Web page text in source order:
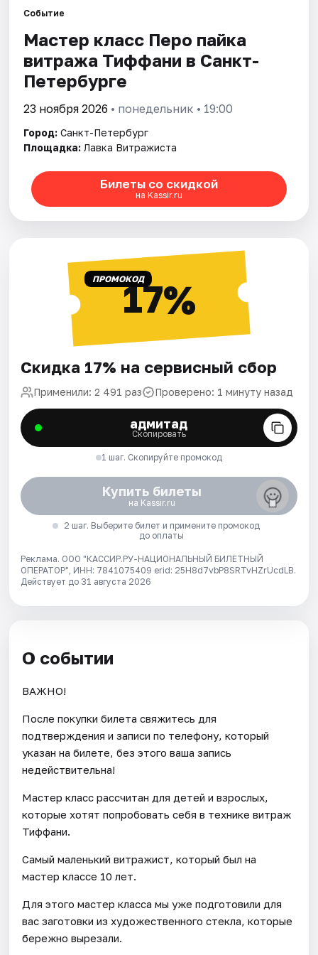
Города
Площадки
Артисты
Рейтинги
Событие
Мастер класс Перо пайка
витража Тиффани в Санкт-
Петербурге
23 ноября 2026 • понедельник • 19:00
Город: Санкт-Петербург
Площадка: Лавка Витражиста
Билеты со скидкой
на Kassir.ru
ПРОМОКОД17%
Скидка 17% на сервисный сбор
Применили: 2 491 раз Проверено: 1 минуту назад
адмитад
Скопировать
1 шаг. Скопируйте промокод
Купить билеты
на Kassir.ru
2 шаг. Выберите билет и примените промокод
до оплаты
Реклама. ООО "КАССИР.РУ-НАЦИОНАЛЬНЫЙ БИЛЕТНЫЙ
ОПЕРАТОР", ИНН: 7841075409 erid: 25H8d7vbP8SRTvHZrUcdLB.
Действует до 31 августа 2026
О событии
ВАЖНО!
После покупки билета свяжитесь для
подтверждения и записи по телефону, который
указан на билете, без этого ваша запись
недействительна!
Мастер класс рассчитан для детей и взрослых,
которые хотят попробовать себя в технике витраж
Тиффани.
Самый маленький витражист, который был на
мастер классе 10 лет.
Для этого мастер класса мы уже подготовили для
вас заготовки из художественного стекла, которые
бережно вырезали.